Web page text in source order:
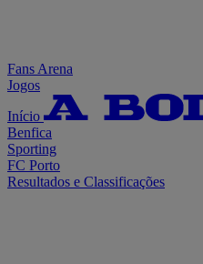
Fans Arena
Jogos
Início
Benfica
Sporting
FC Porto
Resultados e Classificações